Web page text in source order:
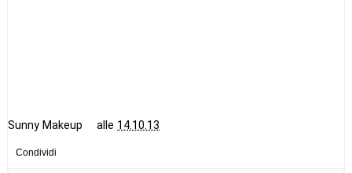
Sunny Makeup alle 14.10.13
Condividi